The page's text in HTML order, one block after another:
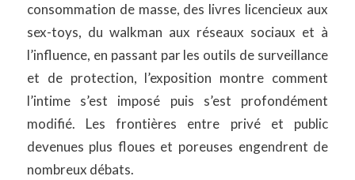
consommation de masse, des livres licencieux aux
sex-toys, du walkman aux réseaux sociaux et à
l’influence, en passant par les outils de surveillance
et de protection, l’exposition montre comment
l’intime s’est imposé puis s’est profondément
modifié. Les frontières entre privé et public
devenues plus floues et poreuses engendrent de
nombreux débats.